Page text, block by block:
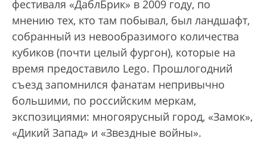
фестиваля «ДаблБрик» в 2009 году, по
мнению тех, кто там побывал, был ландшафт,
собранный из невообразимого количества
кубиков (почти целый фургон), которые на
время предоставило Lego. Прошлогодний
съезд запомнился фанатам непривычно
большими, по российским меркам,
экспозициями: многоярусный город, «Замок»,
«Дикий Запад» и «Звездные войны».